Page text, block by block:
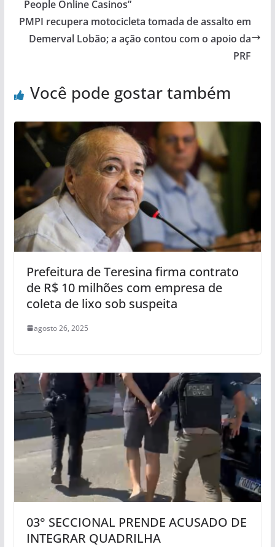
People Online Casinos”
PMPI recupera motocicleta tomada de assalto em
Demerval Lobão; a ação contou com o apoio da
PRF
Você pode gostar também
Prefeitura de Teresina firma contrato
de R$ 10 milhões com empresa de
coleta de lixo sob suspeita
agosto 26, 2025
03° SECCIONAL PRENDE ACUSADO DE
INTEGRAR QUADRILHA